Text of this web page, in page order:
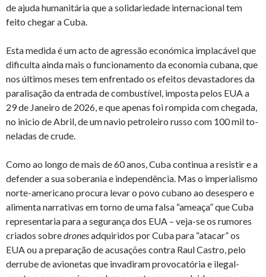
de ajuda hu­ma­ni­tária que a so­li­da­ri­e­dade in­ter­na­ci­onal tem
feito chegar a Cuba.
Esta me­dida é um acto de agressão eco­nó­mica im­pla­cável que
di­fi­culta ainda mais o fun­ci­o­na­mento da eco­nomia cu­bana, que
nos úl­timos meses tem en­fren­tado os efeitos de­vas­ta­dores da
pa­ra­li­sação da en­trada de com­bus­tível, im­posta pelos EUA a
29 de Ja­neiro de 2026, e que apenas foi rom­pida com che­gada,
no inicio de Abril, de um navio pe­tro­leiro russo com 100 mil to­
ne­ladas de crude.
Como ao longo de mais de 60 anos, Cuba con­tinua a re­sistir e a
de­fender a sua so­be­rania e in­de­pen­dência. Mas o im­pe­ri­a­lismo
norte-ame­ri­cano pro­cura levar o povo cu­bano ao de­ses­pero e
ali­menta nar­ra­tivas em torno de uma falsa “ameaça” que Cuba
re­pre­sen­taria para a se­gu­rança dos EUA – veja-se os ru­mores
cri­ados sobredronesad­qui­ridos por Cuba para “atacar” os
EUA ou a pre­pa­ração de acu­sa­ções contra Raul Castro, pelo
der­rube de avi­o­netas que in­va­diram pro­vo­ca­tória e ile­gal­